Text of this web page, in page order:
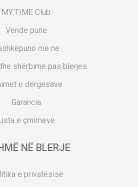
MY:TIME Club
Vende pune
me ne
shërbime pas blerjes
e dërgesave
Garancia
e çmimeve
NË BLERJE
e privatësisë